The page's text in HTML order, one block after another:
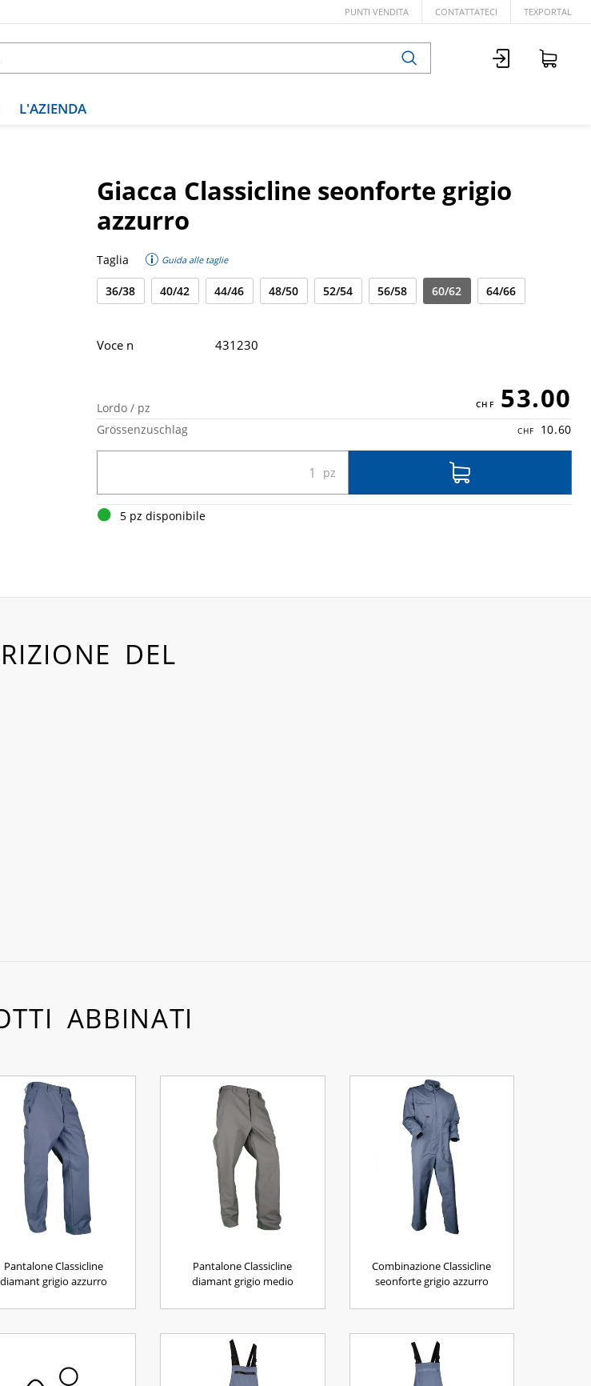
PUNTI VENDITA CONTATTATECI TEXPORTAL
L'AZIENDA
Giacca Classicline seonforte grigio
azzurro
Taglia Guida alle taglie
36/38 40/42 44/46 48/50 52/54 56/58 60/62 64/66
Lordo / pz 53.00
Grössenzuschlag 10.60
5 pz disponibile
Voce n 431230
DEL
ABBINATI
Pantalone Classicline
diamant grigio azzurro
Pantalone Classicline
diamant grigio medio
Combinazione Classicline
seonforte grigio azzurro